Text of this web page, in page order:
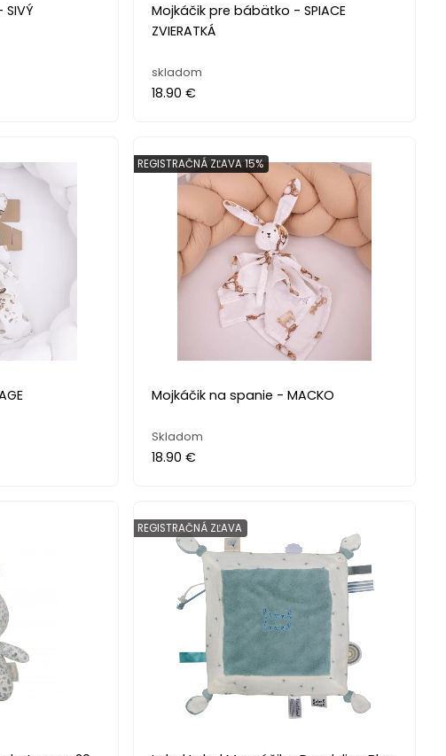
Mojkáčik pre bábätko - SPIACE
ZVIERATKÁ
skladom
18.90 €
Mojkáčik na spanie - MACKO
REGISTRAČNÁ ZĽAVA 15%
Skladom
18.90 €
REGISTRAČNÁ ZĽAVA